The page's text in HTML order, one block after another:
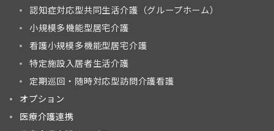
認知症対応型共同生活介護（グループホーム）
小規模多機能型居宅介護
看護小規模多機能型居宅介護
特定施設入居者生活介護
定期巡回・随時対応型訪問介護看護
オプション
医療介護連携